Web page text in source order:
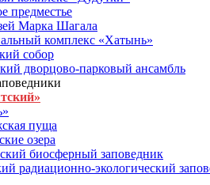
предместье
Марка Шагала
комплекс «Хатынь»
собор
дворцово-парковый ансамбль
пуща
озера
биосферный заповедник
радиационно-экологический